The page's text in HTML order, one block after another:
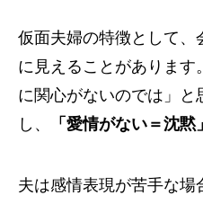
仮面夫婦の特徴として、
に見えることがありま
に関心がないのでは」
し、
「愛情がない＝沈
夫は感情表現が苦手な場